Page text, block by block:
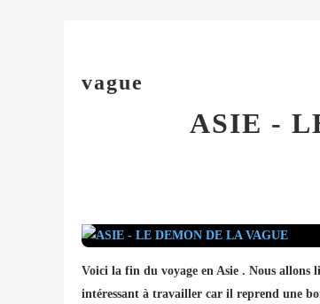
vague
ASIE -
Voici la fin du voyage en Asie . Nous
intéressant à travailler car il reprend une